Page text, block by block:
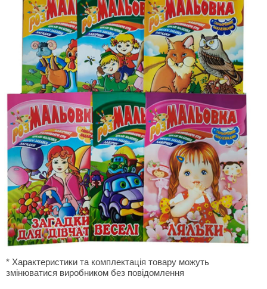
* Характеристики та комплектація товару можуть
змінюватися виробником без повідомлення